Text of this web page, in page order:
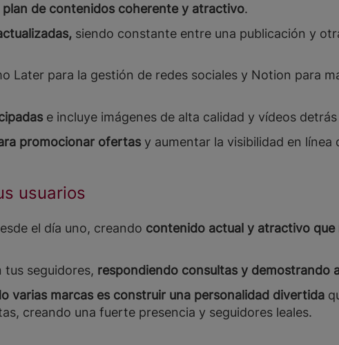
plan de contenidos coherente y atractivo.
siendo constante entre una publicación y
Later para la gestión de redes sociales y Notion para
e incluye imágenes de alta calidad y vídeos
promocionar ofertas y aumentar la visibilidad en línea
usuarios
el día uno, creando contenido actual y atractivo que
seguidores, respondiendo consultas y demostrando
varias marcas es construir una personalidad divertida
creando una fuerte presencia y seguidores leales.